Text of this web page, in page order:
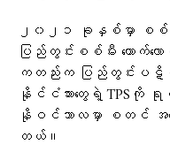
၂၀၂၁ ခုနှစ်မှာ စစ်အာ
ပြည်တွင်းစစ်မီး တောက်
ကတည်းက ပြည်တွင်းပဋိ
နိုင်ငံသားတွေရဲ့ TPS
နိုဝင်ဘာလမှာ စတင် အက
တယ်။